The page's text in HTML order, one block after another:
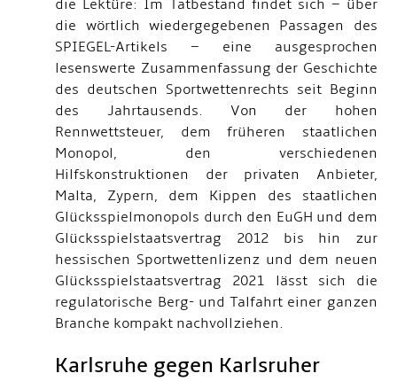
die Lektüre: Im Tatbestand findet sich – über
die wörtlich wiedergegebenen Passagen des
SPIEGEL-Artikels – eine ausgesprochen
lesenswerte Zusammenfassung der Geschichte
des deutschen Sportwettenrechts seit Beginn
des Jahrtausends. Von der hohen
Rennwettsteuer, dem früheren staatlichen
Monopol, den verschiedenen
Hilfskonstruktionen der privaten Anbieter,
Malta, Zypern, dem Kippen des staatlichen
Glücksspielmonopols durch den EuGH und dem
Glücksspielstaatsvertrag 2012 bis hin zur
hessischen Sportwettenlizenz und dem neuen
Glücksspielstaatsvertrag 2021 lässt sich die
regulatorische Berg- und Talfahrt einer ganzen
Branche kompakt nachvollziehen.
Karlsruhe gegen Karlsruher